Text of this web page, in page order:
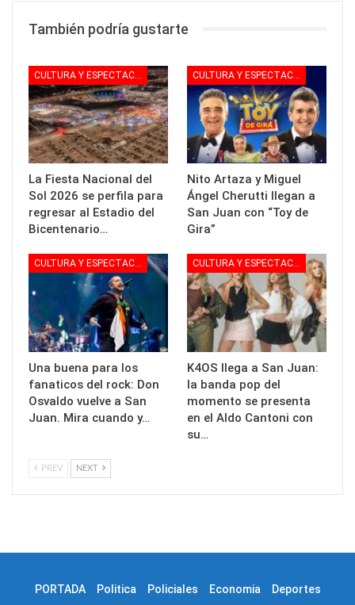
También podría gustarte
CULTURA Y ESPECTACULOS
La Fiesta Nacional del
Sol 2026 se perfila para
regresar al Estadio del
Bicentenario…
CULTURA Y ESPECTACULOS
Nito Artaza y Miguel
Ángel Cherutti llegan a
San Juan con “Toy de
Gira”
CULTURA Y ESPECTACULOS
Una buena para los
fanaticos del rock: Don
Osvaldo vuelve a San
Juan. Mira cuando y…
CULTURA Y ESPECTACULOS
K4OS llega a San Juan:
la banda pop del
momento se presenta
en el Aldo Cantoni con
su…
PREV NEXT
PORTADA Politica Policiales Economia
Deportes